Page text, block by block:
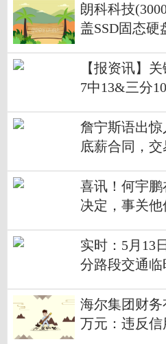
说明会”的投
朗科科技
盖SSD固态硬
产品
【报资讯】
7中13&三分
詹宁斯语出
底薪合同，
喜讯！何宇
决定，事关
实时：5月13
分路段交通临
海尔集团财务
万元：违反信